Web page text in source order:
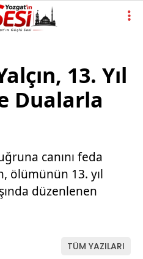
13. Yıl
Dualarla
canını feda
ölümünün 13. yıl
düzenlenen
TÜM YAZILARI